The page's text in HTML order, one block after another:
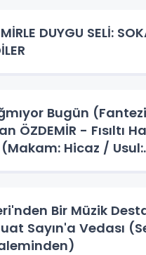
DUYGU SELİ:
Bugün
ÖZDEMİR - Fısıltı
(Makam: Hicaz / Usul:
Bir Müzik
Sayın'a Vedası